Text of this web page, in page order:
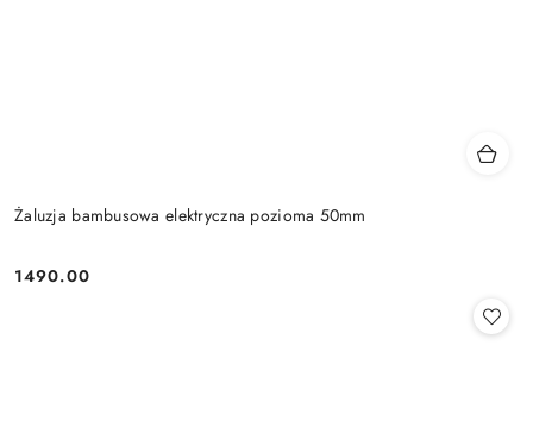
Żaluzja bambusowa elektryczna pozioma 50mm
Cena:
1490.00